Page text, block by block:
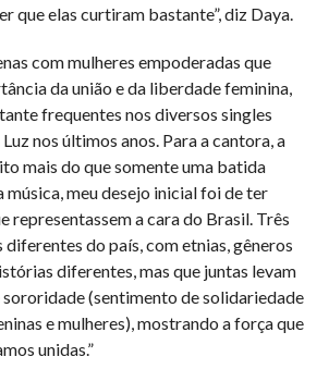
que elas curtiram bastante”, diz Daya.
com mulheres empoderadas que
da união e da liberdade feminina,
frequentes nos diversos singles
nos últimos anos. Para a cantora, a
mais do que somente uma batida
música, meu desejo inicial foi de ter
representassem a cara do Brasil. Três
diferentes do país, com etnias, gêneros
diferentes, mas que juntas levam
sororidade (sentimento de solidariedade
e mulheres), mostrando a força que
unidas.”